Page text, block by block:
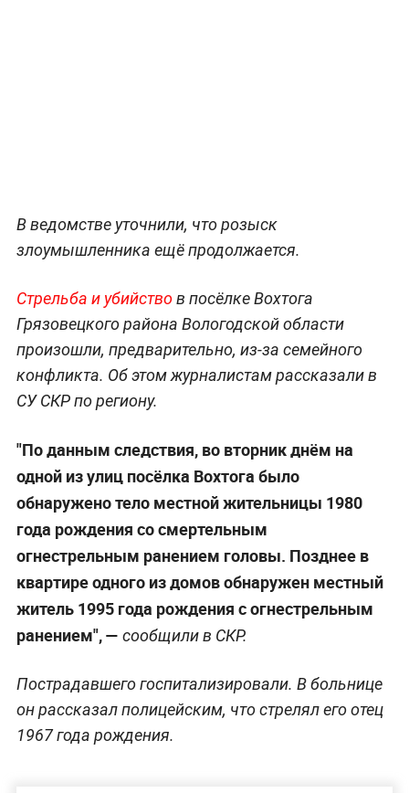
В ведомстве уточнили, что розыск
злоумышленника ещё продолжается.
Стрельба и убийствов посёлке Вохтога
Грязовецкого района Вологодской области
произошли, предварительно, из-за семейного
конфликта. Об этом журналистам рассказали в
СУ СКР по региону.
"По данным следствия, во вторник днём на
одной из улиц посёлка Вохтога было
обнаружено тело местной жительницы 1980
года рождения со смертельным
огнестрельным ранением головы. Позднее в
квартире одного из домов обнаружен местный
житель 1995 года рождения с огнестрельным
ранением", — сообщили в СКР.
Пострадавшего госпитализировали. В больнице
он рассказал полицейским, что стрелял его отец
1967 года рождения.